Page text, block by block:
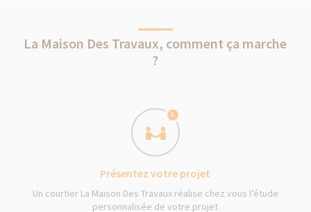
La Maison Des Travaux, comment ça marche
?
1
Présentez votre projet
Un courtier La Maison Des Travaux réalise chez vous l’étude
personnalisée de votre projet